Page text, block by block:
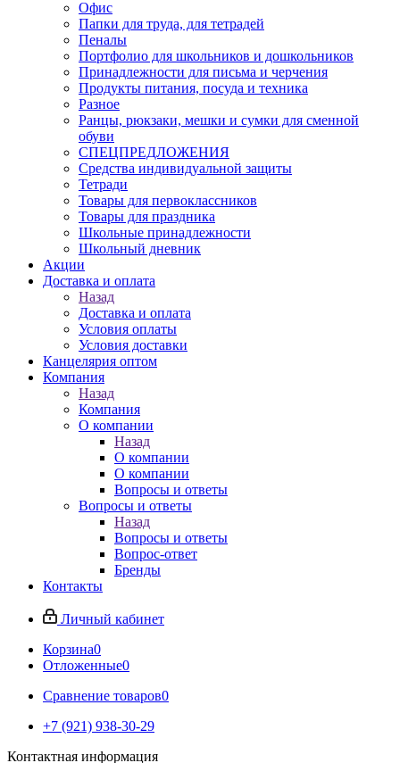
Офис
Папки для труда, для тетрадей
Пеналы
Портфолио для школьников и дошкольников
Принадлежности для письма и черчения
Продукты питания, посуда и техника
Разное
Ранцы, рюкзаки, мешки и сумки для сменной
обуви
СПЕЦПРЕДЛОЖЕНИЯ
Средства индивидуальной защиты
Тетради
Товары для первоклассников
Товары для праздника
Школьные принадлежности
Школьный дневник
Акции
Доставка и оплата
Назад
Доставка и оплата
Условия оплаты
Условия доставки
Канцелярия оптом
Компания
Назад
Компания
О компании
Назад
О компании
О компании
Вопросы и ответы
Вопросы и ответы
Назад
Вопросы и ответы
Вопрос-ответ
Бренды
Контакты
Личный кабинет
Корзина0
Отложенные0
Сравнение товаров0
+7 (921) 938-30-29
Контактная информация